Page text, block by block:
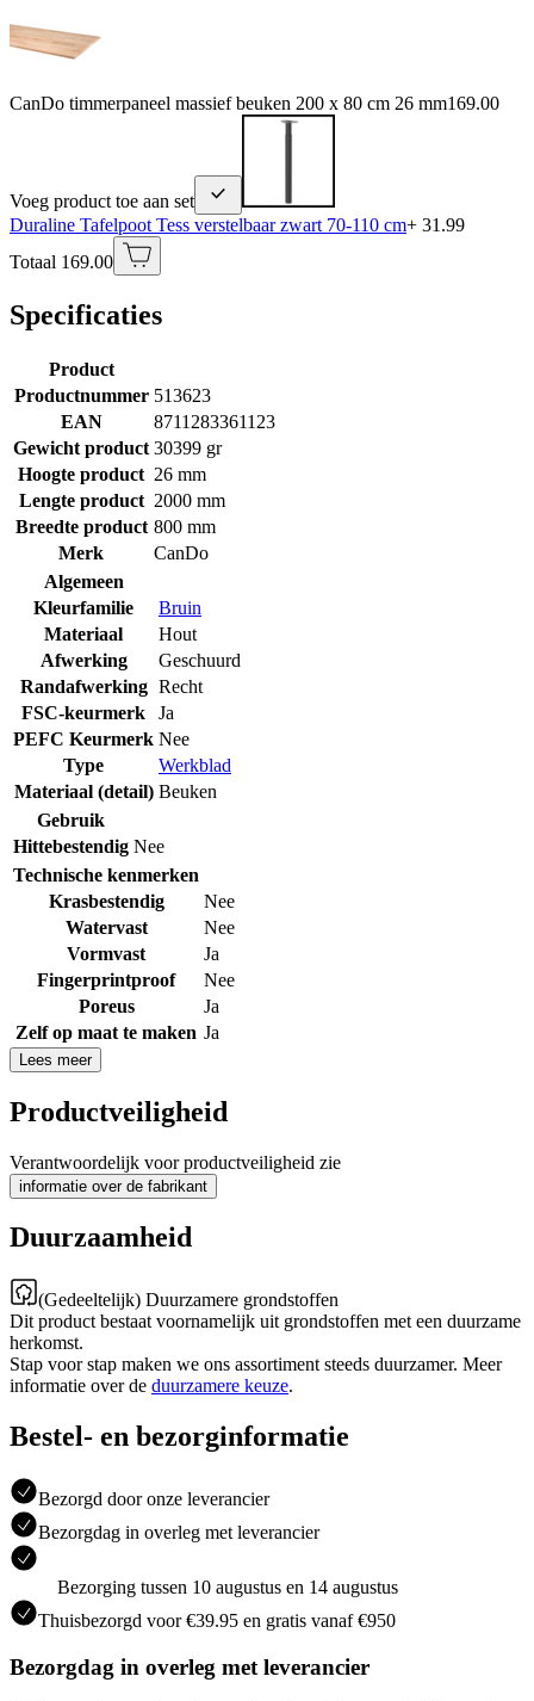
CanDo timmerpaneel massief beuken 200 x 80 cm 26 mm169.00
Voeg product toe aan set
Duraline Tafelpoot Tess verstelbaar zwart 70-110 cm+ 31.99
Totaal 169.00
Specificaties
Product
Productnummer 513623
EAN
8711283361123
Gewicht product 30399 gr
Hoogte product 26 mm
Lengte product 2000 mm
Breedte product 800 mm
Merk
CanDo
Algemeen
Kleurfamilie
Bruin
Materiaal
Hout
Afwerking
Geschuurd
Randafwerking Recht
FSC-keurmerk
Ja
PEFC Keurmerk Nee
Type
Werkblad
Materiaal (detail) Beuken
Gebruik
Hittebestendig Nee
Technische kenmerken
Krasbestendig
Nee
Watervast
Nee
Vormvast
Ja
Fingerprintproof
Nee
Poreus
Ja
Zelf op maat te maken Ja
Lees meer
Productveiligheid
Verantwoordelijk voor productveiligheid zie
informatie over de fabrikant
Duurzaamheid
(Gedeeltelijk) Duurzamere grondstoffen
Dit product bestaat voornamelijk uit grondstoffen met een duurzame
herkomst.
Stap voor stap maken we ons assortiment steeds duurzamer. Meer
informatie over de duurzamere keuze.
Bestel- en bezorginformatie
Bezorgd door onze leverancier
Bezorgdag in overleg met leverancier
Bezorging tussen 10 augustus en 14 augustus
Thuisbezorgd voor €39.95 en gratis vanaf €950
Bezorgdag in overleg met leverancier